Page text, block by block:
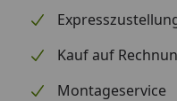
Kauf auf
Montageservice